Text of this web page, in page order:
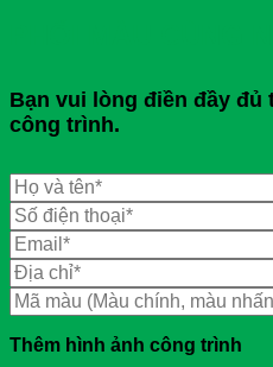
Bạn vui lòng điền đầy đủ
công trình.
Thêm hình ảnh công trình